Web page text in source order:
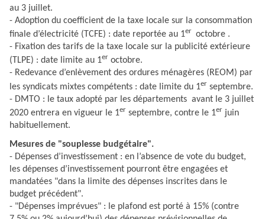
au 3 juillet.
- Adoption du coefficient de la taxe locale sur la consommation
finale d’électricité (TCFE) : date reportée au 1er octobre .
- Fixation des tarifs de la taxe locale sur la publicité extérieure
(TLPE) : date limite au 1er octobre.
- Redevance d’enlèvement des ordures ménagères (REOM) par
les syndicats mixtes compétents : date limite du 1er septembre.
- DMTO : le taux adopté par les départements avant le 3 juillet
2020 entrera en vigueur le 1er septembre, contre le 1er juin
habituellement.
Mesures de "souplesse budgétaire".
- Dépenses d’investissement : en l’absence de vote du budget,
les dépenses d’investissement pourront être engagées et
mandatées "dans la limite des dépenses inscrites dans le
budget précédent".
- "Dépenses imprévues" : le plafond est porté à 15% (contre